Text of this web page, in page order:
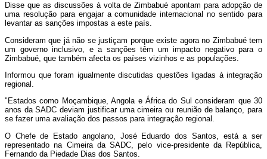
Disse que as discussões à volta de Zimbabué apontam para adopção de
uma resolução para engajar a comunidade internacional no sentido para
levantar as sanções impostas a este país.
Consideram que já não se justiçam porque existe agora no Zimbabué tem
um governo inclusivo, e a sanções têm um impacto negativo para o
Zimbabué, que também afecta os países vizinhos e as populações.
Informou que foram igualmente discutidas questões ligadas à integração
regional.
"Estados como Moçambique, Angola e África do Sul consideram que 30
anos da SADC deviam justificar uma cimeira ou reunião de balanço, para
se fazer uma avaliação dos passos para integração regional.
O Chefe de Estado angolano, José Eduardo dos Santos, está a ser
representado na Cimeira da SADC, pelo vice-presidente da República,
Fernando da Piedade Dias dos Santos.